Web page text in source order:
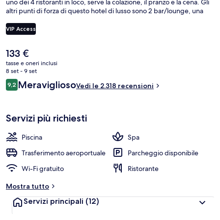
uno dei 4 ristoranti in loco, serve la colazione, il pranzo e la cena. Gli
altri punti di forza di questo hotel di lusso sono 2 bar/lounge, una
posizione comoda per i mezzi pubblici: Stazione di Seomyeon si
trova a 2 min e Stazione di Buam a 6 min.
VIP Access
Il
prezzo
attuale
è
133 €
133 €
tasse e oneri inclusi
8 set - 9 set
Recensioni
9,29,2 su 10
MeravigliosoVedi le 2.318 recensioni
Servizi più richiesti
Piscina
Spa
Trasferimento aeroportuale
Parcheggio disponibile
Wi-Fi gratuito
Ristorante
Mostra tutto
Servizi principali (12)